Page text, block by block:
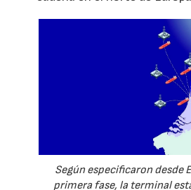
Según especificaron desde
primera fase, la terminal